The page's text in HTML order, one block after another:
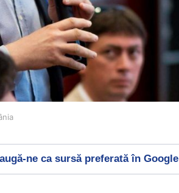
ne ca sursă preferată în Google